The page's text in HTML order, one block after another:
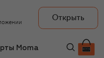
Открыть
Moma